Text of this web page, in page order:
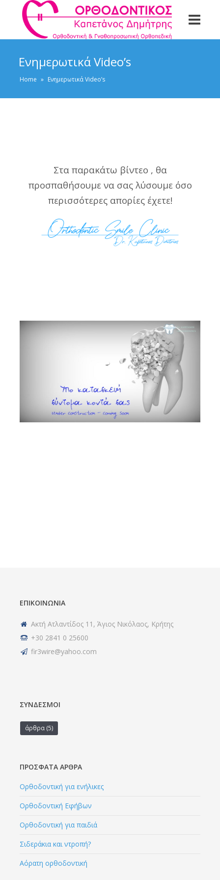
Ενημερωτικά Video’s
Home » Ενημερωτικά Video’s
Στα παρακάτω βίντεο , θα
προσπαθήσουμε να σας λύσουμε όσο
περισσότερες απορίες έχετε!
ΕΠΙΚΟΙΝΩΝΊΑ
Ακτή Ατλαντίδος 11, Άγιος Νικόλαος, Κρήτης
+30 2841 0 25600
fir3wire@yahoo.com
ΣΎΝΔΕΣΜΟΙ
άρθρα (5)
ΠΡΌΣΦΑΤΑ ΆΡΘΡΑ
Ορθοδοντική για ενήλικες
Ορθοδοντική Εφήβων
Ορθοδοντική για παιδιά
Σιδεράκια και ντροπή?
Αόρατη ορθοδοντική